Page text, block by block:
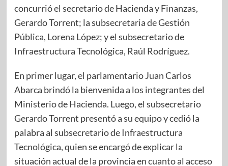
concurrió el secretario de Hacienda y Finanzas,
Gerardo Torrent; la subsecretaria de Gestión
Pública, Lorena López; y el subsecretario de
Infraestructura Tecnológica, Raúl Rodríguez.
En primer lugar, el parlamentario Juan Carlos
Abarca brindó la bienvenida a los integrantes del
Ministerio de Hacienda. Luego, el subsecretario
Gerardo Torrent presentó a su equipo y cedió la
palabra al subsecretario de Infraestructura
Tecnológica, quien se encargó de explicar la
situación actual de la provincia en cuanto al acceso